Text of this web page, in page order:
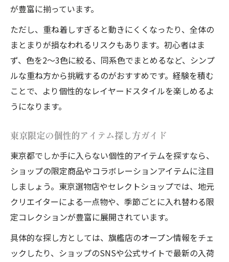
東京個性的な服屋が提案する新たな自分
が豊富に揃っています。
ただし、重ね着しすぎると動きにくくなったり、全体の
まとまりが損なわれるリスクもあります。初心者はま
ず、色を2〜3色に絞る、同系色でまとめるなど、シンプ
ルな重ね方から挑戦するのがおすすめです。経験を積む
ことで、より個性的なレイヤードスタイルを楽しめるよ
うになります。
東京限定の個性的アイテム探し方ガイド
東京都でしか手に入らない個性的アイテムを探すなら、
ショップの限定商品やコラボレーションアイテムに注目
しましょう。東京選物店やセレクトショップでは、地元
クリエイターによる一点物や、季節ごとに入れ替わる限
定コレクションが豊富に展開されています。
具体的な探し方としては、旗艦店のオープン情報をチェ
ックしたり、ショップのSNSや公式サイトで最新の入荷